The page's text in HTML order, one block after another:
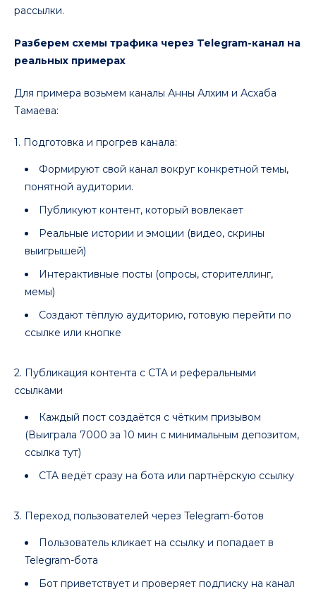
рассылки.
Разберем схемы трафика через Telegram-канал на
реальных примерах
Для примера возьмем каналы Анны Алхим и Асхаба
Тамаева:
1. Подготовка и прогрев канала:
Формируют свой канал вокруг конкретной темы,
понятной аудитории.
Публикуют контент, который вовлекает
Реальные истории и эмоции (видео, скрины
выигрышей)
Интерактивные посты (опросы, сторителлинг,
мемы)
Создают тёплую аудиторию, готовую перейти по
ссылке или кнопке
2. Публикация контента с CTA и реферальными
ссылками
Каждый пост создаётся с чётким призывом
(Выиграла 7000 за 10 мин с минимальным депозитом,
ссылка тут)
CTA ведёт сразу на бота или партнёрскую ссылку
3. Переход пользователей через Telegram-ботов
Пользователь кликает на ссылку и попадает в
Telegram-бота
Бот приветствует и проверяет подписку на канал